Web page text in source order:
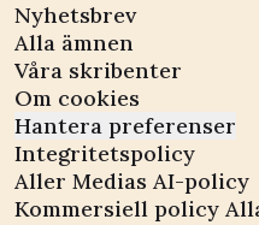
Nyhetsbrev
Alla ämnen
Våra skribenter
Om cookies
Hantera preferenser
Integritetspolicy
Aller Medias AI-policy
Kommersiell policy